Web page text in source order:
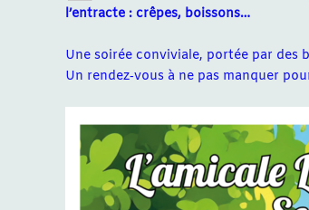
l’entracte : crêpes, boissons…
Une soirée conviviale, portée par
Un rendez‑vous à ne pas manquer